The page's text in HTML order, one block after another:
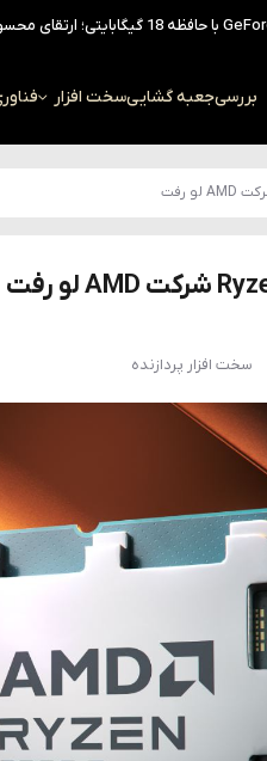
بررسیجعبه گشاییسخت افزار
سخت افزار پردازنده